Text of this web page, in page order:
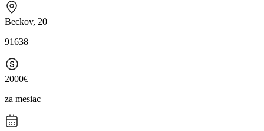
Beckov, 20
91638
2000€
za mesiac